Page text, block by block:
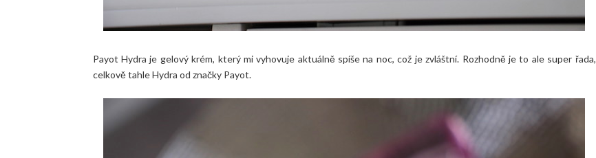
Payot Hydra je gelový krém, který mi vyhovuje aktuálně spíše na noc, což je zvláštní. Rozhodně je to ale super řada,
celkově tahle Hydra od značky Payot.